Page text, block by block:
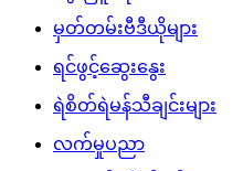
မှတ်တမ်းဗီဒီယိုများ
ရင်ဖွင့်ဆွေးနွေး
ရဲစိတ်ရဲမန်သီချင်းများ
လက်မှုပညာ